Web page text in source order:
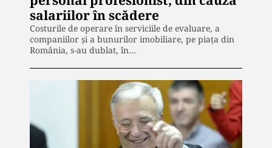
salariilor în scădere
Costurile de operare în serviciile de evaluare, a
companiilor și a bunurilor imobiliare, pe piața din
România, s-au dublat, în…